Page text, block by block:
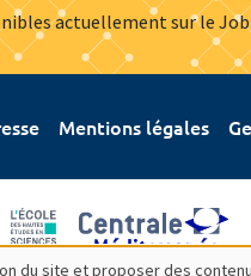
actuellement sur le
Mentions légales
site et proposer des